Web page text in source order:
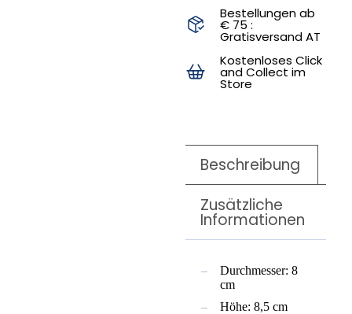
Bestellungen ab
€ 75 :
Gratisversand AT
Kostenloses Click
and Collect im
Store
Beschreibung
Zusätzliche
Informationen
Durchmesser: 8
cm
Höhe: 8,5 cm